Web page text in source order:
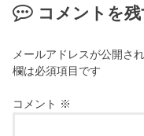
コメントを
メールアドレスが公開さ
欄は必須項目です
コメント ※